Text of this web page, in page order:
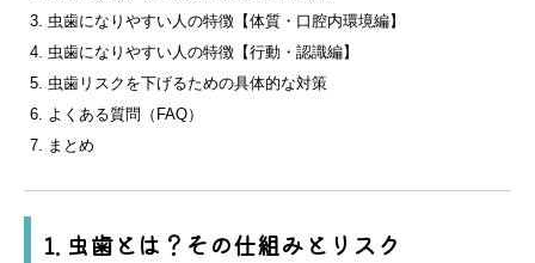
虫歯になりやすい人の特徴【体質・口腔内環境編】
虫歯になりやすい人の特徴【行動・認識編】
虫歯リスクを下げるための具体的な対策
よくある質問（FAQ）
まとめ
1. 虫歯とは？その仕組みとリスク